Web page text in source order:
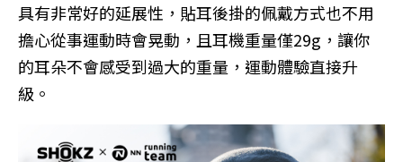
具有非常好的延展性，貼耳後掛的佩戴方式也不用
擔心從事運動時會晃動，且耳機重量僅29g，讓你
的耳朵不會感受到過大的重量，運動體驗直接升
級。